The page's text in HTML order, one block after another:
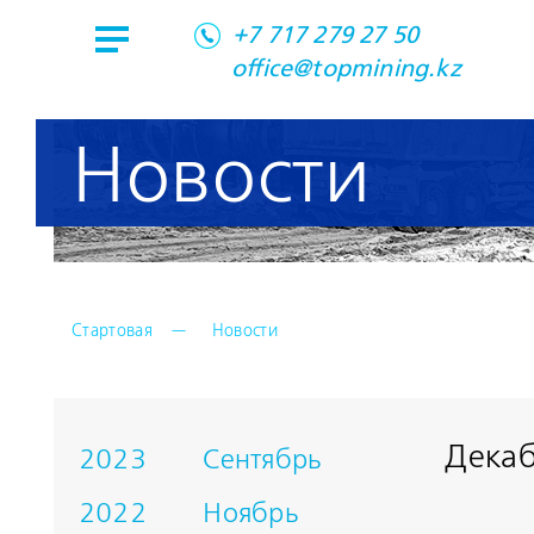
+7 717 279 27 50
office@topmining.kz
Новости
Стартовая Новости
2023
2022
Сентябрь
Ноябрь